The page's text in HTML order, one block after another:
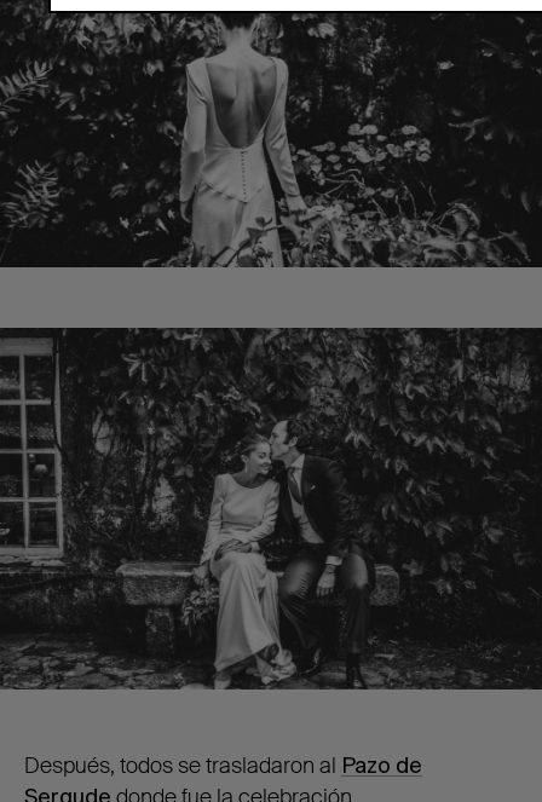
Después, todos se trasladaron al Pazo de